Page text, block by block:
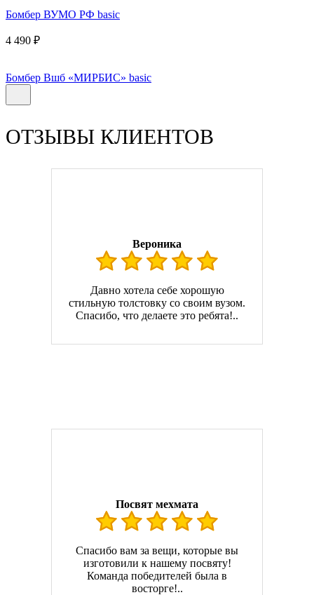
Бомбер ВУМО РФ basic
4 490 ₽
Бомбер Вшб «МИРБИС» basic
ОТЗЫВЫ КЛИЕНТОВ
Вероника
Давно хотела себе хорошую
стильную толстовку со своим вузом.
Спасибо, что делаете это ребята!..
Посвят мехмата
Спасибо вам за вещи, которые вы
изготовили к нашему посвяту!
Команда победителей была в
восторге!..